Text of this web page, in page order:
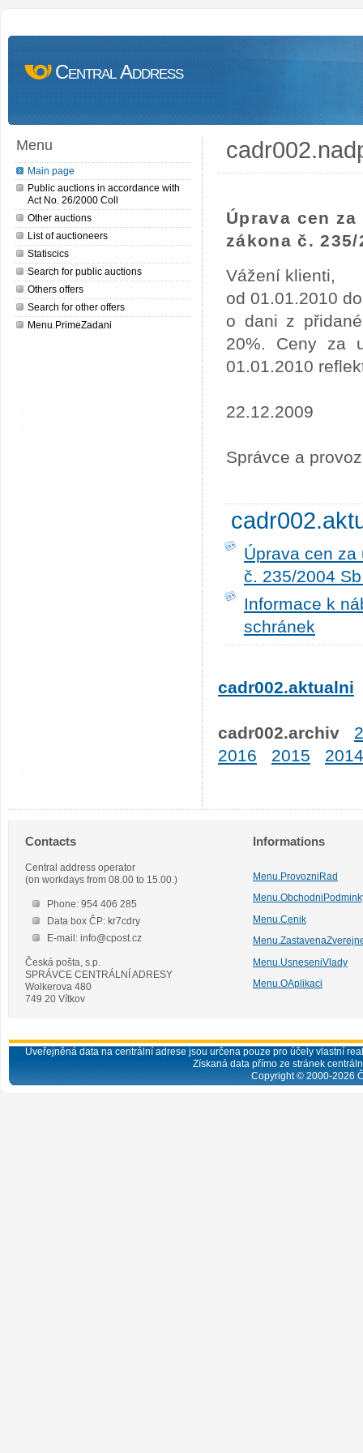
Central Address
Menu
Main page
Public auctions in accordance with
Act No. 26/2000 Coll
Other auctions
List of auctioneers
Statiscics
Search for public auctions
Others offers
Search for other offers
Menu.PrimeZadani
Úprava cen
zákona č. 235/
Vážení klienti,
od 01.01.2010
o dani z
20%. Ceny za
01.01.2010
22.12.2009
Správce a
Úprava cen
č. 235/2004
Informace k
schránek
cadr002.aktualni
cadr002.archiv
2016
2015 2014
Contacts
Central address operator
(on workdays from 08.00 to 15.00.)
Phone: 954 406 285
Data box ČP: kr7cdry
E-mail: info@cpost.cz
Česká pošta, s.p.
SPRÁVCE CENTRÁLNÍ ADRESY
Wolkerova 480
749 20 Vítkov
Informations
Menu.ProvozniRad
Menu.Cenik
Menu.UsneseniVlady
Menu.OAplikaci
Uveřejněná data na centrální adrese jsou určena pouze pro účely vlastní
Získaná data přímo ze stránek
Copyright © 2000-2026